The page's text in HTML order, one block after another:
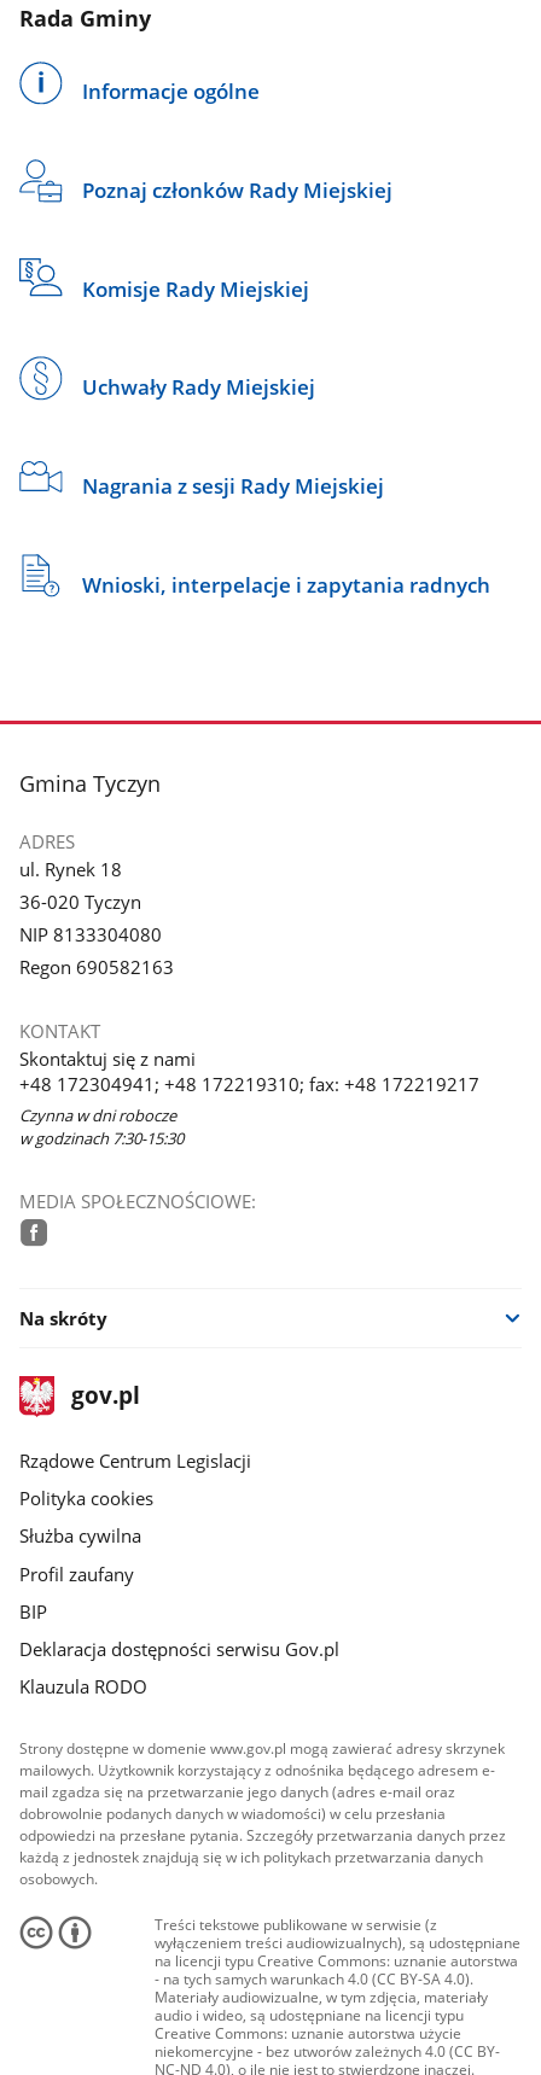
Rada Gminy
Informacje ogólne
Poznaj członków Rady Miejskiej
Komisje Rady Miejskiej
Uchwały Rady Miejskiej
Nagrania z sesji Rady Miejskiej
Wnioski, interpelacje i zapytania radnych
stopka
Gmina Tyczyn
ADRES
ul. Rynek 18
36-020 Tyczyn
NIP 8133304080
Regon 690582163
KONTAKT
Skontaktuj się z nami
+48 172304941; +48 172219310; fax: +48 172219217
Czynna w dni robocze
w godzinach 7:30-15:30
MEDIA SPOŁECZNOŚCIOWE:
Na skróty
stopka
gov.plStrona
gov.pl
Rządowe Centrum Legislacji
Polityka cookies
Służba cywilna
Profil zaufany
BIP
Deklaracja dostępności serwisu Gov.pl
Klauzula RODO
Strony dostępne w domenie www.gov.pl mogą zawierać adresy skrzynek
mailowych. Użytkownik korzystający z odnośnika będącego adresem e-
mail zgadza się na przetwarzanie jego danych (adres e-mail oraz
dobrowolnie podanych danych w wiadomości) w celu przesłania
odpowiedzi na przesłane pytania. Szczegóły przetwarzania danych przez
każdą z jednostek znajdują się w ich politykach przetwarzania danych
osobowych.
Treści tekstowe publikowane w serwisie (z
wyłączeniem treści audiowizualnych), są udostępniane
na licencji typu Creative Commons: uznanie autorstwa
- na tych samych warunkach 4.0 (CC BY-SA 4.0).
Materiały audiowizualne, w tym zdjęcia, materiały
audio i wideo, są udostępniane na licencji typu
Creative Commons: uznanie autorstwa użycie
niekomercyjne - bez utworów zależnych 4.0 (CC BY-
NC-ND 4.0), o ile nie jest to stwierdzone inaczej.